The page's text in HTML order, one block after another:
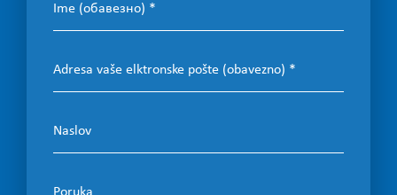
Ime (обавезно)
Adresa vaše elktronske pošte (obavezno)
Naslov
Poruka